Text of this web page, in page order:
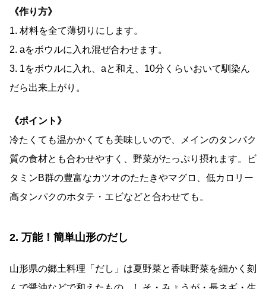
《作り方》
1. 材料を全て薄切りにします。
2. aをボウルに入れ混ぜ合わせます。
3. 1をボウルに入れ、 aと和え、 10分くらいおいて馴染ん
だら出来上がり。
《ポイント》
冷たくても温かかくても美味しいので、メインのタンパク
質の食材とも合わせやすく、野菜がたっぷり摂れます。ビ
タミンB群の豊富なカツオのたたきやマグロ、低カロリー
高タンパクのホタテ・エビなどと合わせても。
2. 万能！簡単山形のだし
山形県の郷土料理「だし」は夏野菜と香味野菜を細かく刻